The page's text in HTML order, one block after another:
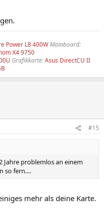
Power L8 400WMainboard:
X4 9750
Grafikkarte:Asus DirectCU II
#15
Jahre problemlos an einem
so fern....
mehr als deine Karte.